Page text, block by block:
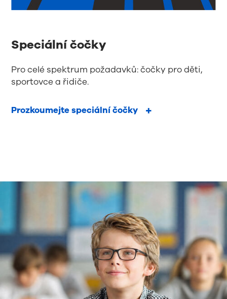
Speciální čočky
Pro celé spektrum požadavků: čočky pro děti,
sportovce a řidiče.
Prozkoumejte speciální čočky